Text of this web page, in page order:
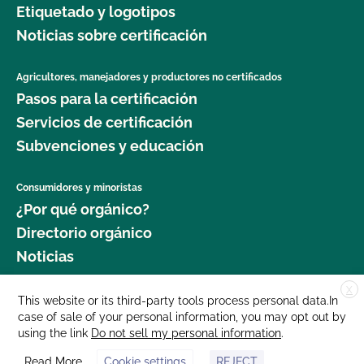
jardinería orgánica?
seguridad alimentaria como agricultor orgánico?
¿Dónde puedo obtener más información sobre la
gestión del ganado orgánico?
¿Dónde puedo encontrar semillas y plantas
orgánicas?
¿Qué cultivos requieren un intervalo de 120 días
antes de la cosecha cuando se aplica estiércol?
¿Qué norma GLOBALG.A.P. es mejor para mi
empresa?
Etiquetado y logotipos
Noticias sobre certificación
Agricultores, manejadores y productores no certificados
Pasos para la certificación
Servicios de certificación
Subvenciones y educación
Consumidores y minoristas
¿Por qué orgánico?
Directorio orgánico
Noticias
Donar
Carreras profesionales
Sala de prensa
X
This website or its third-party tools process personal data.In
case of sale of your personal information, you may opt out by
using the link Do not sell my personal information.